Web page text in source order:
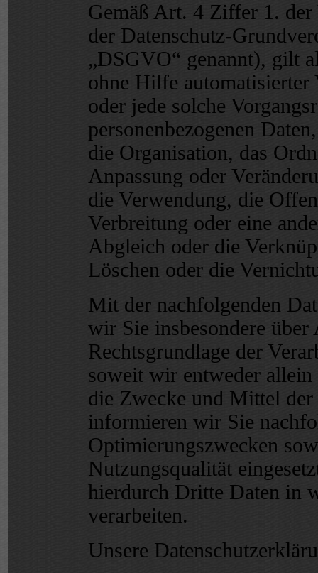
Gemäß Art. 4 Ziffer 1.
der Datenschutz-
„DSGVO“ genannt), gilt
ohne Hilfe automatisierter
oder jede solche
personenbezogenen
die Organisation, das
Anpassung oder
die Verwendung, die
Verbreitung oder eine
Abgleich oder die
Löschen oder die
Mit der nachfolgenden
wir Sie insbesondere
Rechtsgrundlage der
soweit wir entweder allein
die Zwecke und Mittel der
informieren wir Sie
Optimierungszwecken
Nutzungsqualität
hierdurch Dritte Daten in
verarbeiten.
Unsere